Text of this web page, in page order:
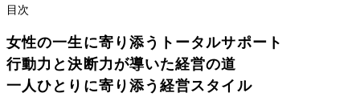
目次
女性の一生に寄り添うトータルサポート
行動力と決断力が導いた経営の道
一人ひとりに寄り添う経営スタイル